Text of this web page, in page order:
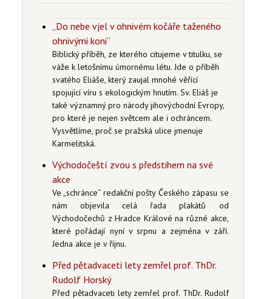
„Do nebe vjel v ohnivém kočáře taženého
ohnivými koni“
Biblický příběh, ze kterého citujeme v titulku, se
váže k letošnímu úmornému létu. Jde o příběh
svatého Eliáše, který zaujal mnohé věřící
spojující víru s ekologickým hnutím. Sv. Eliáš je
také významný pro národy jihovýchodní Evropy,
pro které je nejen světcem ale i ochráncem.
Vysvětlíme, proč se pražská ulice jmenuje
Karmelitská.
Východočeští zvou s předstihem na své
akce
Ve „schránce“ redakční pošty Českého zápasu se
nám objevila celá řada plakátů od
Východočechů z Hradce Králové na různé akce,
které pořádají nyní v srpnu a zejména v září.
Jedna akce je v říjnu.
Před pětadvaceti lety zemřel prof. ThDr.
Rudolf Horský
Před pětadvaceti lety zemřel prof. ThDr. Rudolf